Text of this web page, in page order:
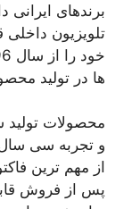
برندهای ایرانی
تلویزیون
ها در تولید
محصولات
و تجربه سی
پس از فروش